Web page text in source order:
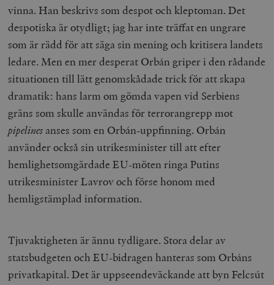
vinna. Han beskrivs som despot och kleptoman. Det
despotiska är otydligt; jag har inte träffat en ungrare
som är rädd för att säga sin mening och kritisera landets
ledare. Men en mer desperat Orbán griper i den rådande
situationen till lätt genomskådade trick för att skapa
dramatik: hans larm om gömda vapen vid Serbiens
gräns som skulle användas för terrorangrepp mot
pipelines anses som en Orbán-uppfinning. Orbán
använder också sin utrikesminister till att efter
hemlighetsomgärdade EU-möten ringa Putins
utrikesminister Lavrov och förse honom med
hemligstämplad information.
Tjuvaktigheten är ännu tydligare. Stora delar av
statsbudgeten och EU-bidragen hanteras som Orbáns
privatkapital. Det är uppseendeväckande att byn Felcsút